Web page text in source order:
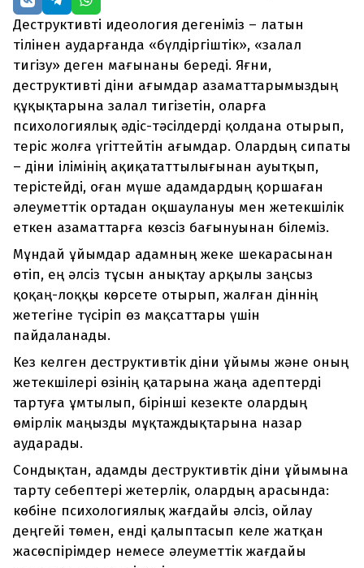
Деструктивті идеология дегеніміз – латын
тілінен аударғанда «бүлдіргіштік», «залал
тигізу» деген мағынаны береді. Яғни,
деструктивті діни ағымдар азаматтарымыздың
құқықтарына залал тигізетін, оларға
психологиялық әдіс-тәсілдерді қолдана отырып,
теріс жолға үгіттейтін ағымдар. Олардың сипаты
– діни ілімінің ақиқататтылығынан ауытқып,
терістейді, оған мүше адамдардың қоршаған
әлеуметтік ортадан оқшаулануы мен жетекшілік
еткен азаматтарға көзсіз бағынуынан білеміз.
Мұндай ұйымдар адамның жеке шекарасынан
өтіп, ең әлсіз тұсын анықтау арқылы заңсыз
қоқаң-лоққы көрсете отырып, жалған діннің
жетегіне түсіріп өз мақсаттары үшін
пайдаланады.
Кез келген деструктивтік діни ұйымы және оның
жетекшілері өзінің қатарына жаңа адептерді
тартуға ұмтылып, бірінші кезекте олардың
өмірлік маңызды мұқтаждықтарына назар
аударады.
Сондықтан, адамды деструктивтік діни ұйымына
тарту себептері жетерлік, олардың арасында:
көбіне психологиялық жағдайы әлсіз, ойлау
деңгейі төмен, енді қалыптасып келе жатқан
жасөспірімдер немесе әлеуметтік жағдайы